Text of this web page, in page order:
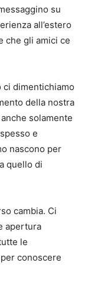
su
all’estero
che gli amici ce
ci dimentichiamo
della nostra
solamente
e
nascono per
quello di
cambia. Ci
apertura
le
conoscere